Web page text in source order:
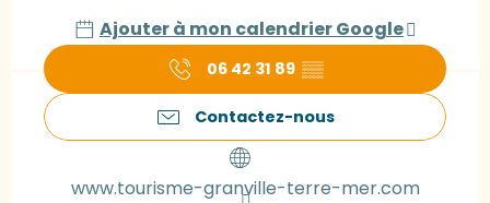
Ajouter à mon calendrier Google
06 42 31 89 ▒▒
Contactez-nous
www.tourisme-granville-terre-mer.com